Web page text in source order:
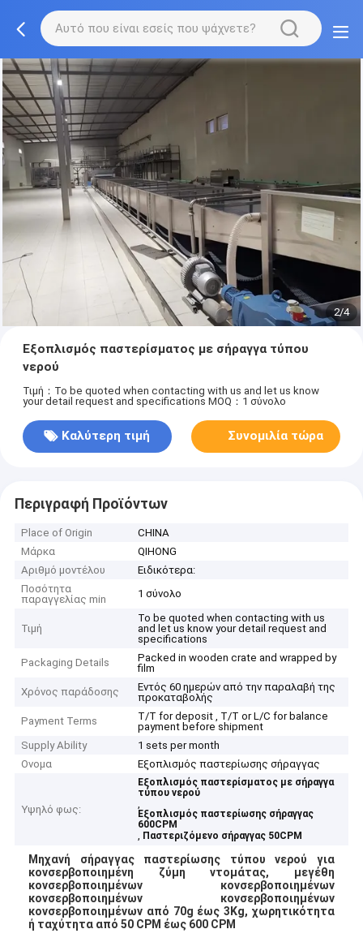
2/4
Εξοπλισμός παστερίσματος με σήραγγα τύπου
νερού
Τιμή：To be quoted when contacting with us and let us know
your detail request and specifications MOQ：1 σύνολο
Καλύτερη τιμή Συνομιλία τώρα
Περιγραφή Προϊόντων
Place of Origin
CHINA
Μάρκα
QIHONG
Αριθμό μοντέλου
Ειδικότερα:
Ποσότητα
παραγγελίας min
1 σύνολο
Τιμή
To be quoted when contacting with us
and let us know your detail request and
specifications
Packaging Details
Packed in wooden crate and wrapped by
film
Χρόνος παράδοσης
Εντός 60 ημερών από την παραλαβή της
προκαταβολής
Payment Terms
T/T for deposit , T/T or L/C for balance
payment before shipment
Supply Ability
1 sets per month
Ονομα
Εξοπλισμός παστερίωσης σήραγγας
Υψηλό φως:
Εξοπλισμός παστερίσματος με σήραγγα
τύπου νερού
,
Εξοπλισμός παστερίωσης σήραγγας
600CPM
, Παστεριζόμενο σήραγγας 50CPM
Μηχανή σήραγγας παστερίωσης τύπου νερού για
κονσερβοποιημένη ζύμη ντομάτας, μεγέθη
κονσερβοποιημένων κονσερβοποιημένων
κονσερβοποιημένων κονσερβοποιημένων
κονσερβοποιημένων από 70g έως 3Kg, χωρητικότητα
ή ταχύτητα από 50 CPM έως 600 CPM